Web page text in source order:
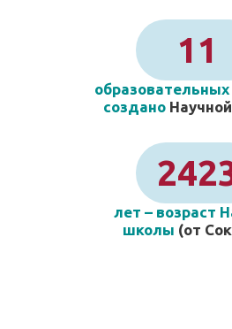
11
создано
лет – возраст
школы (от